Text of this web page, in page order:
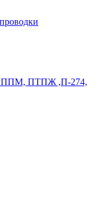
ПТПЖ ,П-274,